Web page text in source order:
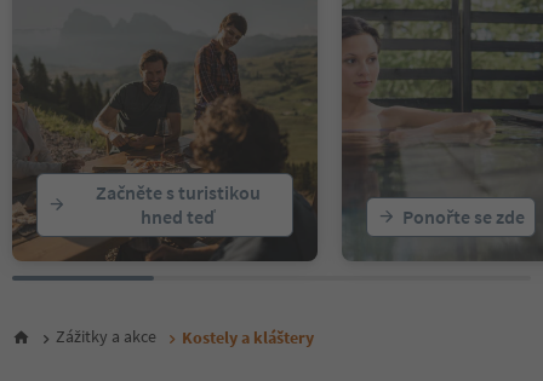
Začněte s turistikou
hned teď
Ponořte se zde
Zážitky a akce Kostely a kláštery